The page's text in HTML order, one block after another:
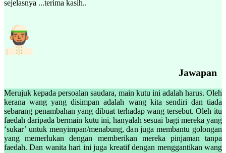
sejelasnya ...terima kasih..
Jawapan
Merujuk kepada persoalan saudara, main kutu ini adalah harus. Oleh
kerana wang yang disimpan adalah wang kita sendiri dan tiada
sebarang penambahan yang dibuat terhadap wang tersebut. Oleh itu
faedah daripada bermain kutu ini, hanyalah sesuai bagi mereka yang
‘sukar’ untuk menyimpan/menabung, dan juga membantu golongan
yang memerlukan dengan memberikan mereka pinjaman tanpa
faedah. Dan wanita hari ini juga kreatif dengan menggantikan wang